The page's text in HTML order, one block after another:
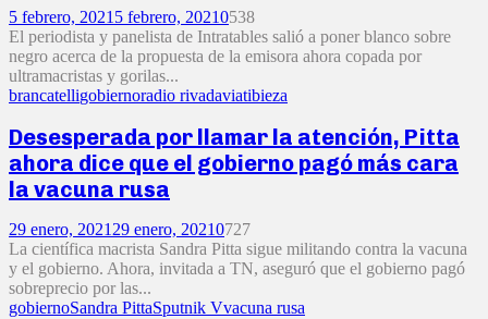
5 febrero, 2021 5 febrero, 20210538
El periodista y panelista de Intratables salió a poner blanco sobre
negro acerca de la propuesta de la emisora ahora copada por
ultramacristas y gorilas...
brancatelligobiernoradio rivadaviatibieza
Desesperada por llamar la atención, Pitta
ahora dice que el gobierno pagó más cara
la vacuna rusa
29 enero, 2021 29 enero, 20210727
La científica macrista Sandra Pitta sigue militando contra la vacuna
y el gobierno. Ahora, invitada a TN, aseguró que el gobierno pagó
sobreprecio por las...
gobiernoSandra PittaSputnik Vvacuna rusa